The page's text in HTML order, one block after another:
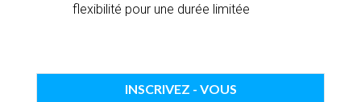
flexibilité pour une durée limitée
INSCRIVEZ - VOUS